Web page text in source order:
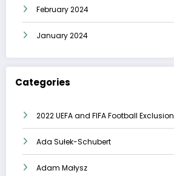
February 2024
January 2024
Categories
2022 UEFA and FIFA Football Exclusion
Ada Sułek-Schubert
Adam Małysz